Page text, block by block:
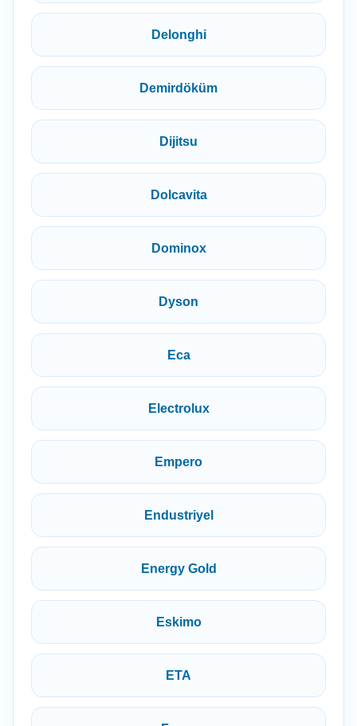
Delonghi
Demirdöküm
Dijitsu
Dolcavita
Dominox
Dyson
Eca
Electrolux
Empero
Endustriyel
Energy Gold
Eskimo
ETA